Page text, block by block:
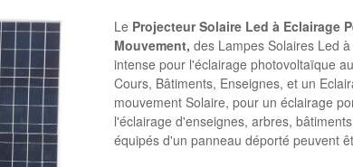
Le Projecteur Solaire Led à Eclairage
Mouvement, des Lampes Solaires Led
intense pour l'éclairage photovoltaïque
Cours, Bâtiments, Enseignes, et un
mouvement Solaire, pour un éclairage
l'éclairage d'enseignes, arbres,
équipés d'un panneau déporté peuvent